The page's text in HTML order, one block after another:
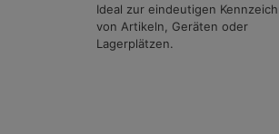
Ideal zur eindeutigen
von Artikeln, Geräten oder
Lagerplätzen.